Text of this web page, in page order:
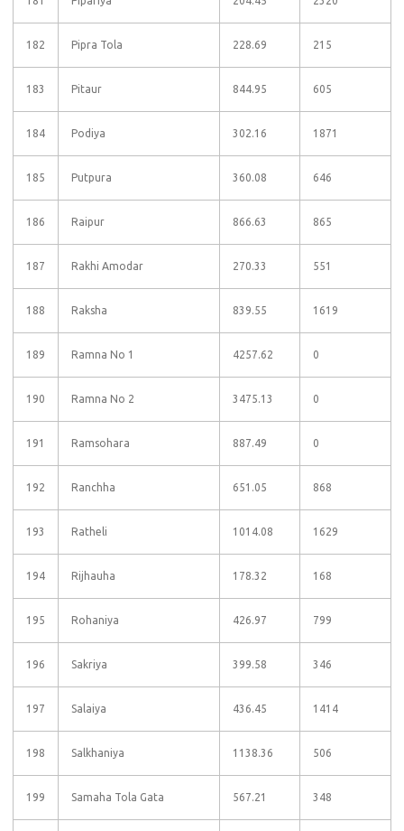
182 Pipra Tola 228.69 215
183 Pitaur 844.95 605
184 Podiya 302.16 1871
185 Putpura 360.08 646
186 Raipur 866.63 865
187 Rakhi Amodar 270.33 551
188 Raksha 839.55 1619
189 Ramna No 1 4257.62 0
190 Ramna No 2 3475.13 0
191 Ramsohara 887.49 0
192 Ranchha 651.05 868
193 Ratheli 1014.08 1629
194 Rijhauha 178.32 168
195 Rohaniya 426.97 799
196 Sakriya 399.58 346
197 Salaiya 436.45 1414
198 Salkhaniya 1138.36 506
199 Samaha Tola Gata 567.21 348